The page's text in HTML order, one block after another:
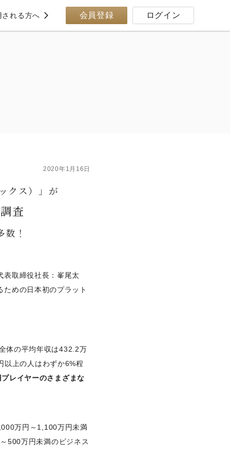
れる方へ 会員登録 ログイン
2020年1月16日
クス）」が
査
！
表取締役社長：峯尾太
めの日本初のプラット
体の平均年収は432.2万
以上の人はわずか6%程
レイヤーのさまざまな
万円～1,100万円未満
500万円未満のビジネス